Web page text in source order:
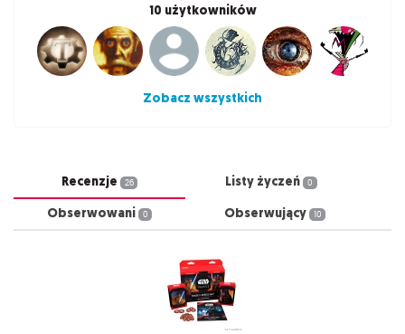
10 użytkowników
Zobacz wszystkich
Recenzje 26 Listy życzeń 0
Obserwowani 0 Obserwujący 10